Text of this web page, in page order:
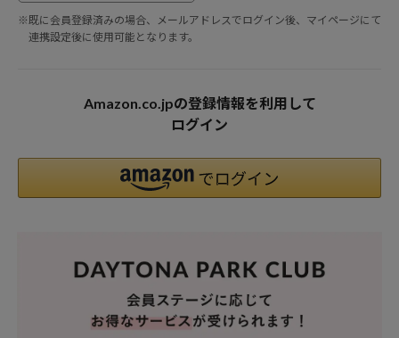
※既に会員登録済みの場合、メールアドレスでログイン後、マイページにて
連携設定後に使用可能となります。
Amazon.co.jpの登録情報を利用して
ログイン